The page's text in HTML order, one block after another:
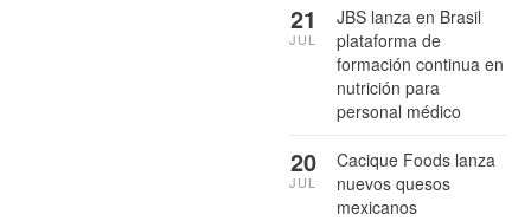
JBS lanza en Brasil
plataforma de
formación continua en
nutrición para
personal médico
21
JUL
Cacique Foods lanza
nuevos quesos
mexicanos
20
JUL